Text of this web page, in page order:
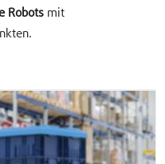
Robots mit